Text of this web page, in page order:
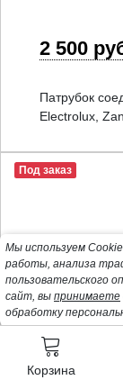
Корзина
2 500
Патрубок
Electrolux,
Под заказ
Мы используем
работы, анализа
пользовательского
сайт, вы принимаете
обработку